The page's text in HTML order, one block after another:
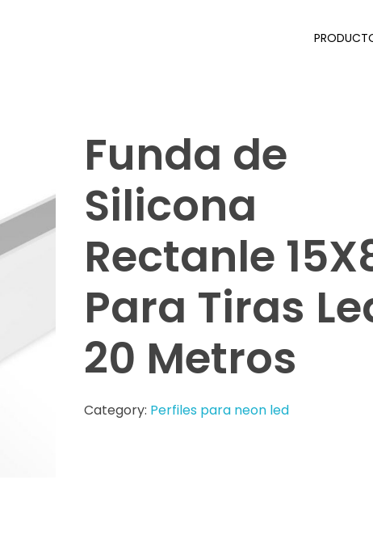
Funda de
Silicona
Rectanle
Para Tiras
20 Metros
Category: Perfiles para neon led